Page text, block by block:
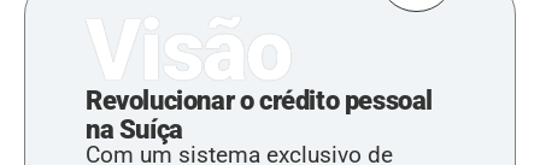
Visão
Revolucionar o crédito pessoal
na Suíça
Com um sistema exclusivo de